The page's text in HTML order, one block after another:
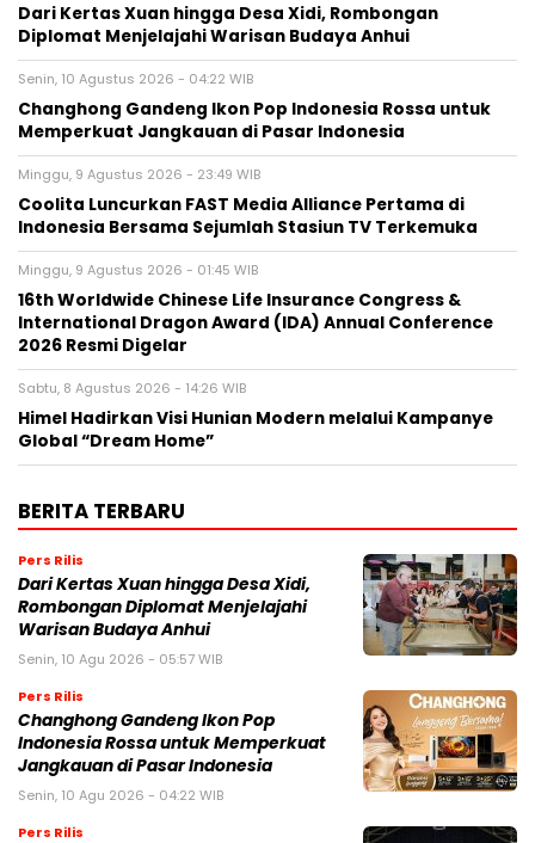
Dari Kertas Xuan hingga Desa Xidi, Rombongan
Diplomat Menjelajahi Warisan Budaya Anhui
Senin, 10 Agustus 2026 - 04:22 WIB
Changhong Gandeng Ikon Pop Indonesia Rossa untuk
Memperkuat Jangkauan di Pasar Indonesia
Minggu, 9 Agustus 2026 - 23:49 WIB
Coolita Luncurkan FAST Media Alliance Pertama di
Indonesia Bersama Sejumlah Stasiun TV Terkemuka
Minggu, 9 Agustus 2026 - 01:45 WIB
16th Worldwide Chinese Life Insurance Congress &
International Dragon Award (IDA) Annual Conference
2026 Resmi Digelar
Sabtu, 8 Agustus 2026 - 14:26 WIB
Himel Hadirkan Visi Hunian Modern melalui Kampanye
Global “Dream Home”
BERITA TERBARU
Pers Rilis
Dari Kertas Xuan hingga Desa Xidi,
Rombongan Diplomat Menjelajahi
Warisan Budaya Anhui
Senin, 10 Agu 2026 - 05:57 WIB
Pers Rilis
Changhong Gandeng Ikon Pop
Indonesia Rossa untuk Memperkuat
Jangkauan di Pasar Indonesia
Senin, 10 Agu 2026 - 04:22 WIB
Pers Rilis